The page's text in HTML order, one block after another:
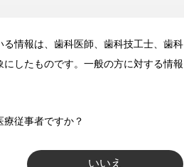
情報は、歯科医師、歯科技工士、歯科
したものです。一般の方に対する情報
療従事者ですか？
いいえ
デル事業へ
＋アーカイブ